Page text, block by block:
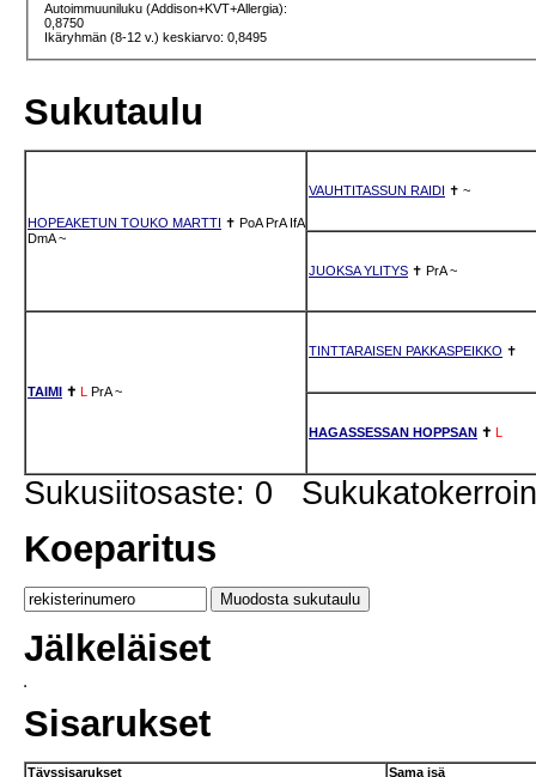
Autoimmuuniluku (Addison+KVT+Allergia):
0,8750
Ikäryhmän (8-12 v.) keskiarvo: 0,8495
Sukutaulu
HOPEAKETUN TOUKO MARTTI ✝ PoA PrA IfA
DmA ~
VAUHTITASSUN RAIDI ✝ ~
JUOKSA YLITYS ✝ PrA ~
TAIMI ✝ L PrA ~
TINTTARAISEN PAKKASPEIKKO ✝
HAGASSESSAN HOPPSAN ✝ L
Sukusiitosaste: 0
Koeparitus
Jälkeläiset
Sisarukset
Täyssisarukset Sama isä